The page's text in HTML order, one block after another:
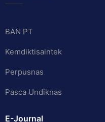
BAN PT
Kemdiktisaintek
Perpusnas
Pasca Undiknas
E-Journal